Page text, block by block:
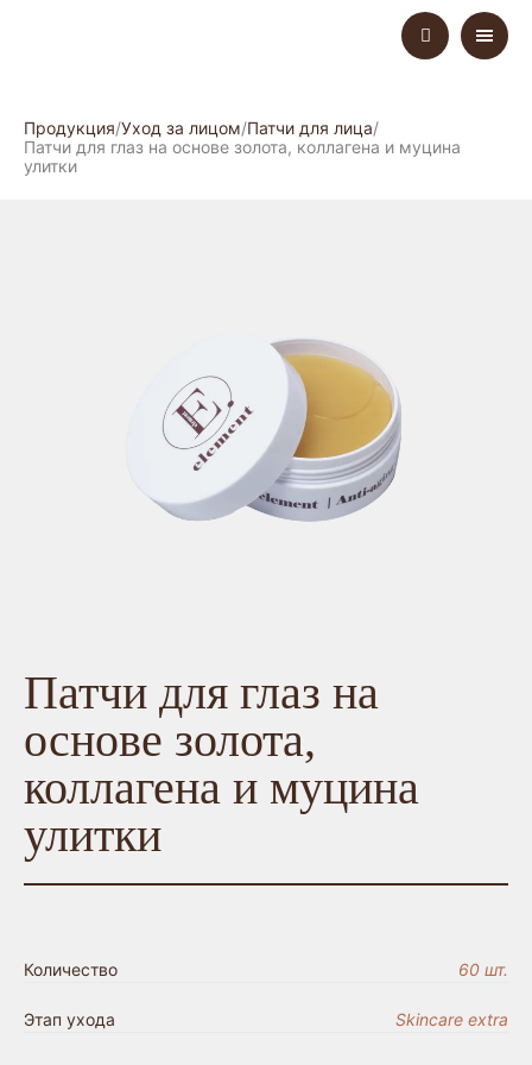
Продукция Уход за лицом Патчи для лица
Патчи для глаз на основе золота, коллагена и муцина
улитки
Патчи для глаз на
основе золота,
коллагена и муцина
улитки
Количество 60 шт.
Этап ухода Skincare extra